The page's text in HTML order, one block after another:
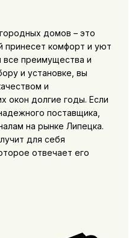
домов – это
принесет комфорт и уют
преимущества и
и установке, вы
и
окон долгие годы. Если
поставщика,
на рынке Липецка.
для себя
отвечает его